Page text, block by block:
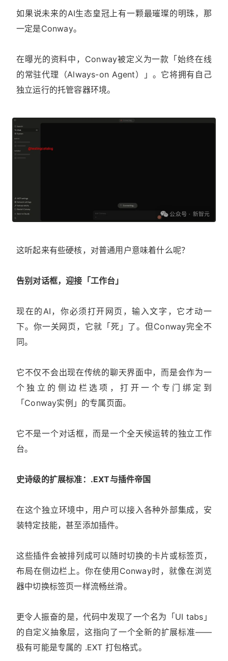
如果说未来的AI生态皇冠上有一颗最璀璨的明珠，那
一定是Conway。
在曝光的资料中，Conway被定义为一款「始终在线
的常驻代理（Always-on Agent）」。它将拥有自己
独立运行的托管容器环境。
这听起来有些硬核，对普通用户意味着什么呢？
告别对话框，迎接「工作台」
现在的AI，你必须打开网页，输入文字，它才动一
下。你一关网页，它就「死」了。但Conway完全不
同。
它不仅不会出现在传统的聊天界面中，而是会作为一
个独立的侧边栏选项，打开一个专门绑定到
「Conway实例」的专属页面。
它不是一个对话框，而是一个全天候运转的独立工作
台。
史诗级的扩展标准：.EXT与插件帝国
在这个独立环境中，用户可以接入各种外部集成，安
装特定技能，甚至添加插件。
这些插件会被排列成可以随时切换的卡片或标签页，
布局在侧边栏上。你在使用Conway时，就像在浏览
器中切换标签页一样流畅丝滑。
更令人振奋的是，代码中发现了一个名为「UI tabs」
的自定义抽象层，这指向了一个全新的扩展标准——
极有可能是专属的 .EXT 打包格式。